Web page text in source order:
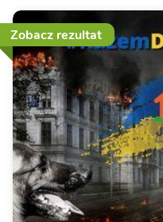
Zobacz rezultat